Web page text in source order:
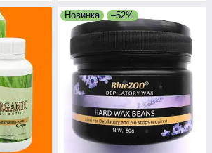
Новинка –52%